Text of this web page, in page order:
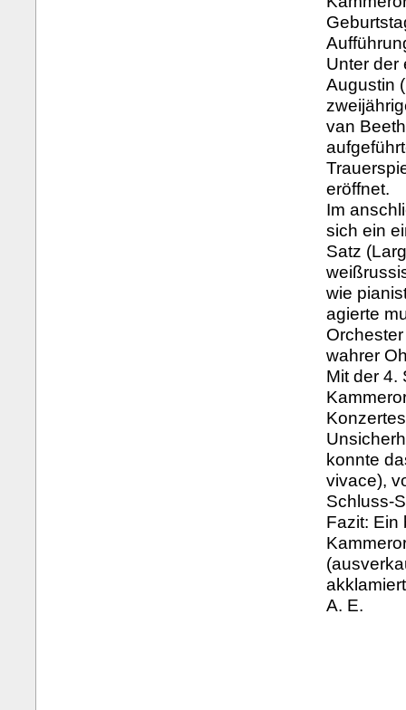
Unter der
Augustin
van
eröffnet.
Im
sich ein
Satz
wie
agierte
wahrer
Mit der 4.
konnte
vivace),
Schluss-
Fazit: Ein
A. E.